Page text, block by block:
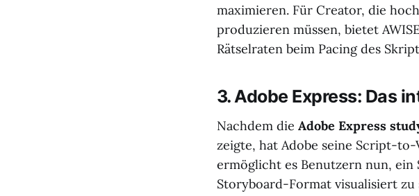
maximieren. Für Creator, die
produzieren müssen, bietet
Rätselraten beim Pacing des
3. Adobe Express: Das
Nachdem die Adobe Express
zeigte, hat Adobe seine Script-
ermöglicht es Benutzern nun,
Storyboard-Format visualisiert